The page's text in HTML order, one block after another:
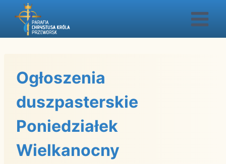
Przejdź
Ogłoszenia
duszpasterskie
Poniedziałek
Wielkanocny